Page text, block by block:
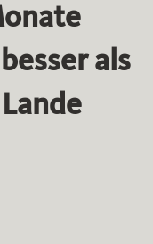
als